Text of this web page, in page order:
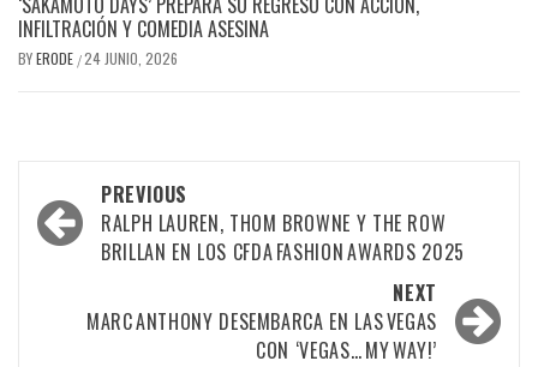
INFILTRACIÓN Y COMEDIA ASESINA
BYERODE /24 JUNIO, 2026
PREVIOUS
RALPH LAUREN, THOM BROWNE Y THE ROW
BRILLAN EN LOS CFDA FASHION AWARDS 2025
NEXT
MARC ANTHONY DESEMBARCA EN LAS VEGAS
CON ‘VEGAS… MY WAY!’